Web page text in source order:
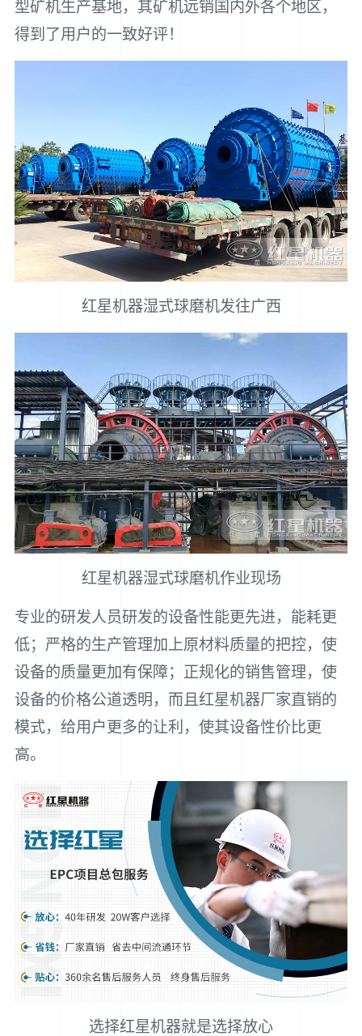
型矿机生产基地，其矿机远销国内外各个地区，
得到了用户的一致好评！
红星机器湿式球磨机发往广西
红星机器湿式球磨机作业现场
专业的研发人员研发的设备性能更先进，能耗更
低；严格的生产管理加上原材料质量的把控，使
设备的质量更加有保障；正规化的销售管理，使
设备的价格公道透明，而且红星机器厂家直销的
模式，给用户更多的让利，使其设备性价比更
高。
选择红星机器就是选择放心